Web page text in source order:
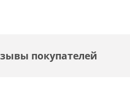
покупателей